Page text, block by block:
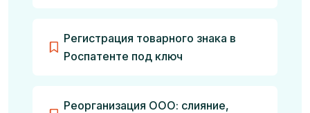
Регистрация товарного знака в
Роспатенте под ключ
Реорганизация ООО: слияние,